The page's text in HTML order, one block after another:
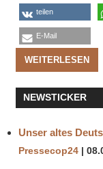
teilen
E-Mail
WEITERLESEN
NEWSTICKER
Unser altes
Pressecop24